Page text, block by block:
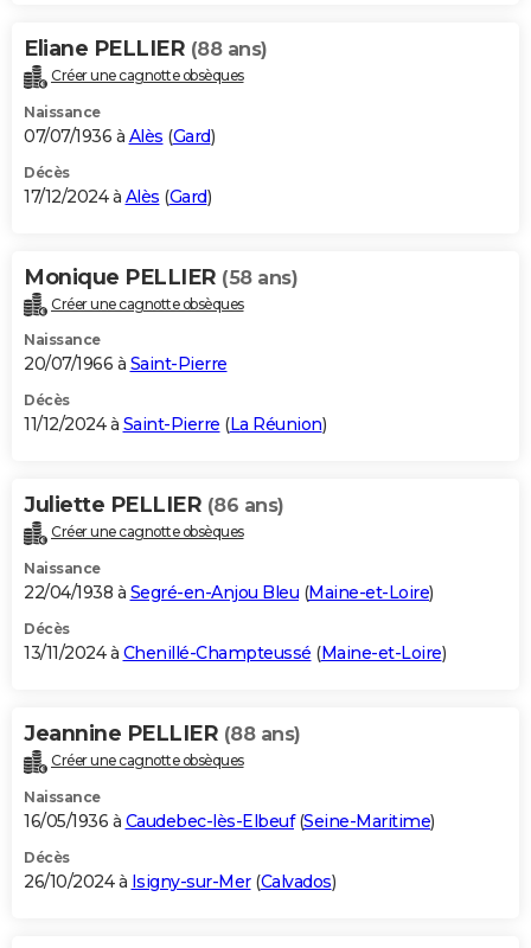
Eliane PELLIER (88 ans)
Créer une cagnotte obsèques
Naissance
07/07/1936 à Alès (Gard)
Décès
17/12/2024 à Alès (Gard)
Monique PELLIER (58 ans)
Créer une cagnotte obsèques
Naissance
20/07/1966 à Saint-Pierre
Décès
11/12/2024 à Saint-Pierre (La Réunion)
Juliette PELLIER (86 ans)
Créer une cagnotte obsèques
Naissance
22/04/1938 à Segré-en-Anjou Bleu (Maine-et-Loire)
Décès
13/11/2024 à Chenillé-Champteussé (Maine-et-Loire)
Jeannine PELLIER (88 ans)
Créer une cagnotte obsèques
Naissance
16/05/1936 à Caudebec-lès-Elbeuf(Seine-Maritime)
Décès
26/10/2024 à Isigny-sur-Mer(Calvados)